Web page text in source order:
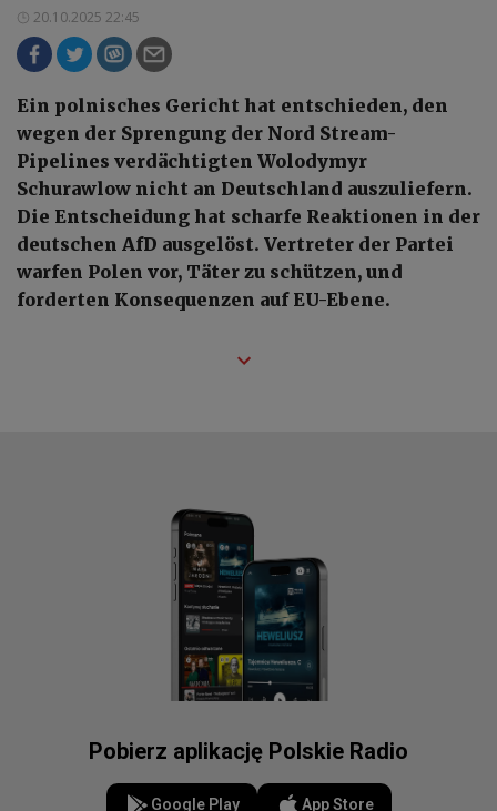
20.10.2025 22:45
Ein polnisches Gericht hat entschieden, den
wegen der Sprengung der Nord Stream-
Pipelines verdächtigten Wolodymyr
Schurawlow nicht an Deutschland auszuliefern.
Die Entscheidung hat scharfe Reaktionen in der
deutschen AfD ausgelöst. Vertreter der Partei
warfen Polen vor, Täter zu schützen, und
forderten Konsequenzen auf EU-Ebene.
Pobierz aplikację Polskie Radio
Google Play App Store